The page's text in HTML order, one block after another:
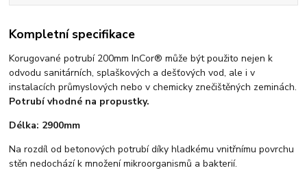
Kompletní specifikace
Korugované potrubí 200mm InCor® může být použito nejen k
odvodu sanitárních, splaškových a dešťových vod, ale i v
instalacích průmyslových nebo v chemicky znečištěných zeminách.
Potrubí vhodné na propustky.
Délka: 2900mm
Na rozdíl od betonových potrubí díky hladkému vnitřnímu povrchu
stěn nedochází k množení mikroorganismů a bakterií.